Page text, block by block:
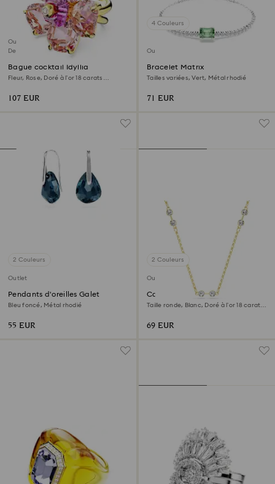
Outlet
Dernière chance
Bague cocktail Idyllia
Fleur, Rose, Doré à l’or 18 carats
107 EUR
4 Couleurs
Outlet
Bracelet Matrix
Tailles variées, Vert, Métal rhodié
71 EUR
2 Couleurs
Outlet
Pendants d'oreilles Galet
Bleu foncé, Métal rhodié
55 EUR
2 Couleurs
Outlet
Collier Swarovski Remix
Taille ronde, Blanc, Doré à l’or 18 carats
69 EUR